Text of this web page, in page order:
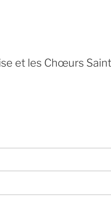
et les Chœurs